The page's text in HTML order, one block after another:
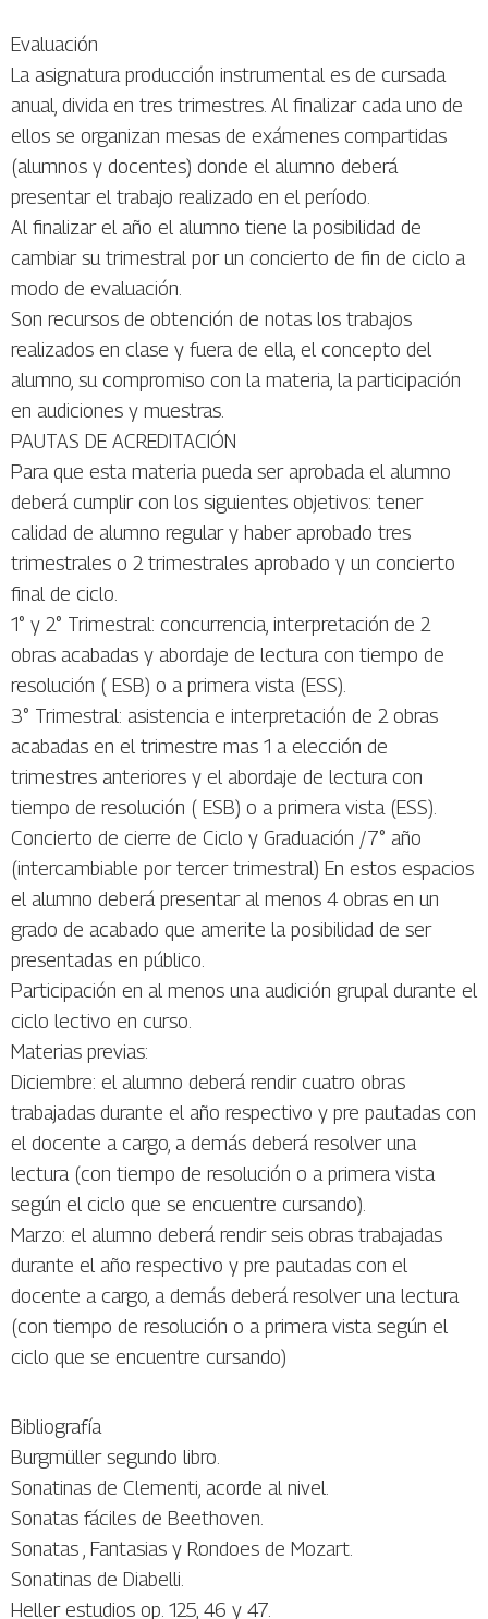
Evaluación
La asignatura producción instrumental es de cursada
anual, divida en tres trimestres. Al finalizar cada uno de
ellos se organizan mesas de exámenes compartidas
(alumnos y docentes) donde el alumno deberá
presentar el trabajo realizado en el período.
Al finalizar el año el alumno tiene la posibilidad de
cambiar su trimestral por un concierto de fin de ciclo a
modo de evaluación.
Son recursos de obtención de notas los trabajos
realizados en clase y fuera de ella, el concepto del
alumno, su compromiso con la materia, la participación
en audiciones y muestras.
PAUTAS DE ACREDITACIÓN
Para que esta materia pueda ser aprobada el alumno
deberá cumplir con los siguientes objetivos: tener
calidad de alumno regular y haber aprobado tres
trimestrales o 2 trimestrales aprobado y un concierto
final de ciclo.
1° y 2° Trimestral: concurrencia, interpretación de 2
obras acabadas y abordaje de lectura con tiempo de
resolución ( ESB) o a primera vista (ESS).
3° Trimestral: asistencia e interpretación de 2 obras
acabadas en el trimestre mas 1 a elección de
trimestres anteriores y el abordaje de lectura con
tiempo de resolución ( ESB) o a primera vista (ESS).
Concierto de cierre de Ciclo y Graduación /7° año
(intercambiable por tercer trimestral) En estos espacios
el alumno deberá presentar al menos 4 obras en un
grado de acabado que amerite la posibilidad de ser
presentadas en público.
Participación en al menos una audición grupal durante el
ciclo lectivo en curso.
Materias previas:
Diciembre: el alumno deberá rendir cuatro obras
trabajadas durante el año respectivo y pre pautadas con
el docente a cargo, a demás deberá resolver una
lectura (con tiempo de resolución o a primera vista
según el ciclo que se encuentre cursando).
Marzo: el alumno deberá rendir seis obras trabajadas
durante el año respectivo y pre pautadas con el
docente a cargo, a demás deberá resolver una lectura
(con tiempo de resolución o a primera vista según el
ciclo que se encuentre cursando)
Bibliografía
Burgmüller segundo libro.
Sonatinas de Clementi, acorde al nivel.
Sonatas fáciles de Beethoven.
Sonatas , Fantasias y Rondoes de Mozart.
Sonatinas de Diabelli.
Heller estudios op. 125, 46 y 47.